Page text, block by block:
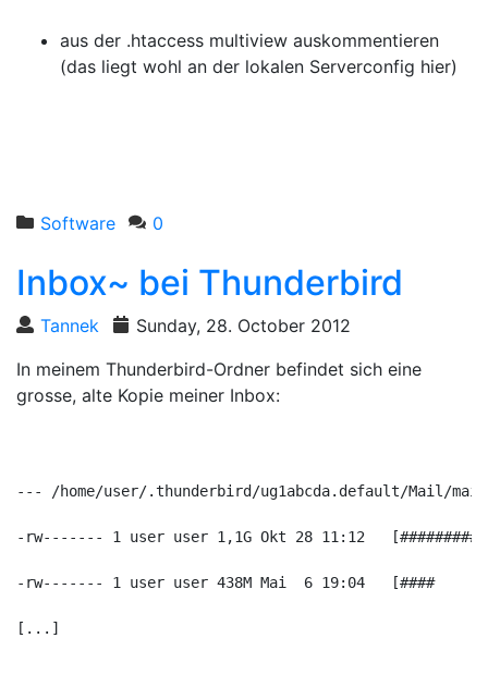
aus der .htaccess multiview auskommentieren
(das liegt wohl an der lokalen Serverconfig hier)
Software 0
Inbox~ bei Thunderbird
Tannek
Sunday, 28. October 2012
In meinem Thunderbird-Ordner befindet sich eine
grosse, alte Kopie meiner Inbox:
--- /home/user/.thunderbird/ug1abcda.default/
-rw------- 1
-rw------- 1 user user 438M Mai  6 19:04   [####
[...]